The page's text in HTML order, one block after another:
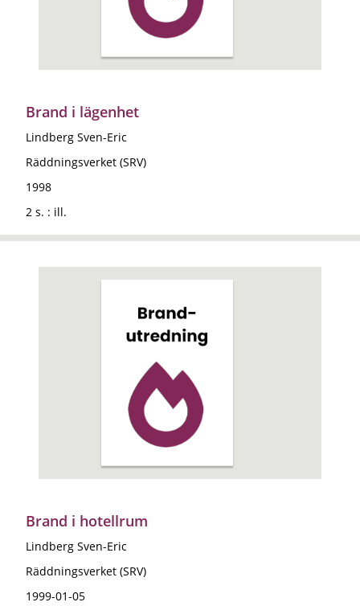
Brand i lägenhet
Lindberg Sven-Eric
Räddningsverket (SRV)
1998
2 s. : ill.
Brand i hotellrum
Lindberg Sven-Eric
Räddningsverket (SRV)
1999-01-05